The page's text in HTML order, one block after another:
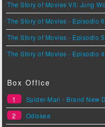
The Story of Movies VII: Jung
The Story of Movies - Episodio
The Story of Movies - Episodio
The Story of Movies - Episodio
Box Office
1
Spider-Man - Brand New
2
Odissea